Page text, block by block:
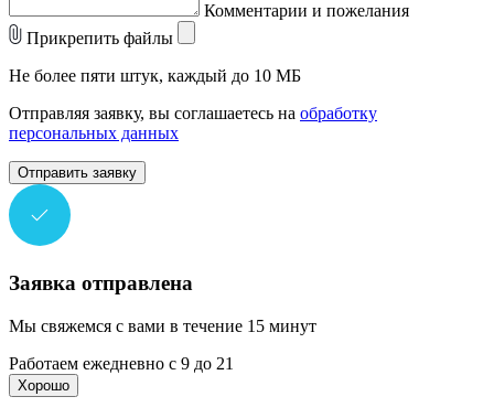
Комментарии и пожелания
Прикрепить файлы
Не более пяти штук, каждый до 10 МБ
Отправляя заявку, вы соглашаетесь на обработку
персональных данных
Отправить заявку
Заявка отправлена
Мы свяжемся с вами в течение 15 минут
Работаем ежедневно с 9 до 21
Хорошо